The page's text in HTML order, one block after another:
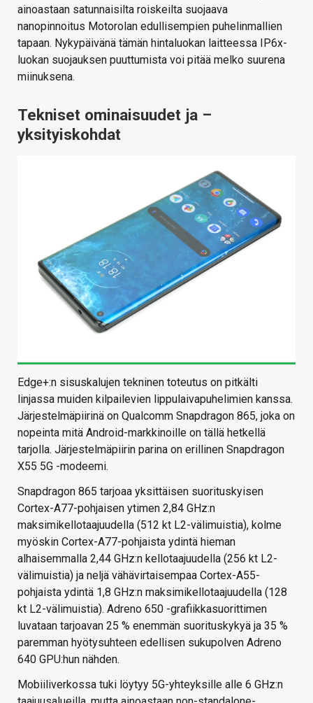
ainoastaan satunnaisilta roiskeilta suojaava
nanopinnoitus Motorolan edullisempien puhelinmallien
tapaan. Nykypäivänä tämän hintaluokan laitteessa IP6x-
luokan suojauksen puuttumista voi pitää melko suurena
miinuksena.
Tekniset ominaisuudet ja –
yksityiskohdat
Edge+:n sisuskalujen tekninen toteutus on pitkälti
linjassa muiden kilpailevien lippulaivapuhelimien kanssa.
Järjestelmäpiirinä on Qualcomm Snapdragon 865, joka on
nopeinta mitä Android-markkinoille on tällä hetkellä
tarjolla. Järjestelmäpiirin parina on erillinen Snapdragon
X55 5G -modeemi.
Snapdragon 865 tarjoaa yksittäisen suorituskyisen
Cortex-A77-pohjaisen ytimen 2,84 GHz:n
maksimikellotaajuudella (512 kt L2-välimuistia), kolme
myöskin Cortex-A77-pohjaista ydintä hieman
alhaisemmalla 2,44 GHz:n kellotaajuudella (256 kt L2-
välimuistia) ja neljä vähävirtaisempaa Cortex-A55-
pohjaista ydintä 1,8 GHz:n maksimikellotaajuudella (128
kt L2-välimuistia). Adreno 650 -grafiikkasuorittimen
luvataan tarjoavan 25 % enemmän suorituskykyä ja 35 %
paremman hyötysuhteen edellisen sukupolven Adreno
640 GPU:hun nähden.
Mobiiliverkossa tuki löytyy 5G-yhteyksille alle 6 GHz:n